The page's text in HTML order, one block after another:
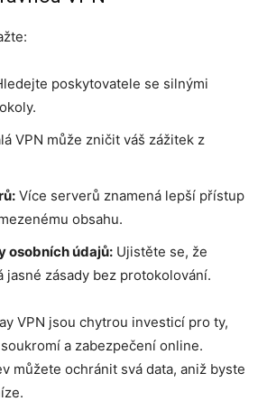
poskytovatele se silnými
VPN může zničit váš zážitek z
Více serverů znamená lepší přístup
obsahu.
osobních údajů: Ujistěte se, že
jasné zásady bez protokolování.
VPN jsou chytrou investicí pro ty,
a zabezpečení online.
můžete ochránit svá data, aniž byste